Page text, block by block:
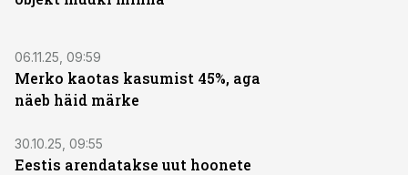
06.11.25, 09:59
Merko kaotas kasumist 45%, aga
näeb häid märke
30.10.25, 09:55
Eestis arendatakse uut hoonete